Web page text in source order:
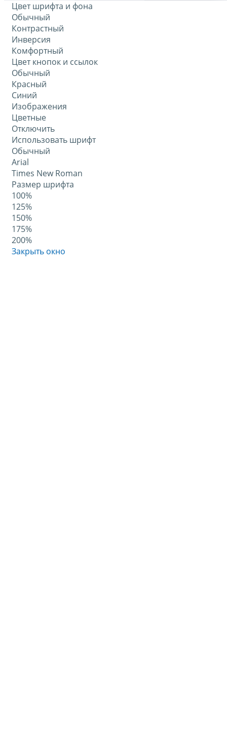
Цвет шрифта и фона
Обычный
Контрастный
Инверсия
Комфортный
Цвет кнопок и ссылок
Обычный
Красный
Синий
Изображения
Цветные
Отключить
Использовать шрифт
Обычный
Arial
Times New Roman
Размер шрифта
100%
125%
150%
175%
200%
Закрыть окно